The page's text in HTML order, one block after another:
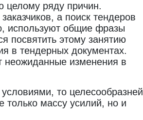
целому ряду причин.
а поиск тендеров
используют общие фразы
посвятить этому занятию
в тендерных документах.
неожиданные изменения в
то целесообразней
только массу усилий, но и